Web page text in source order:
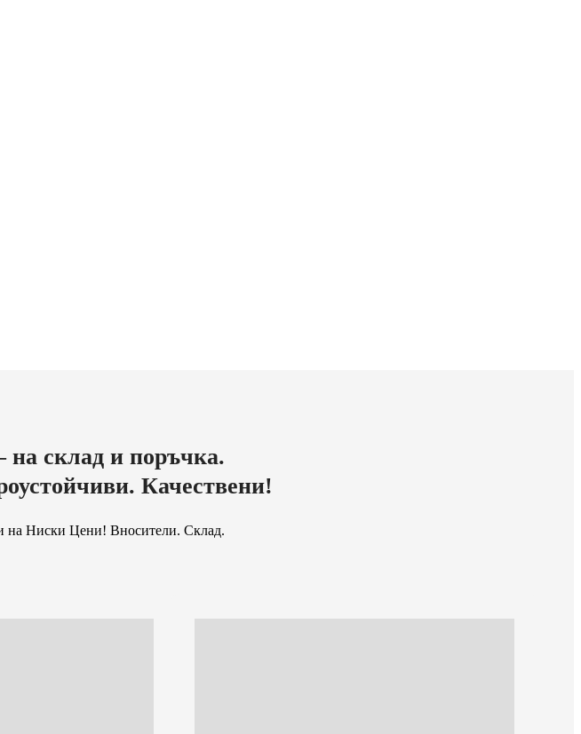
склад и поръчка.
Качествени!
на Ниски Цени! Вносители. Склад.